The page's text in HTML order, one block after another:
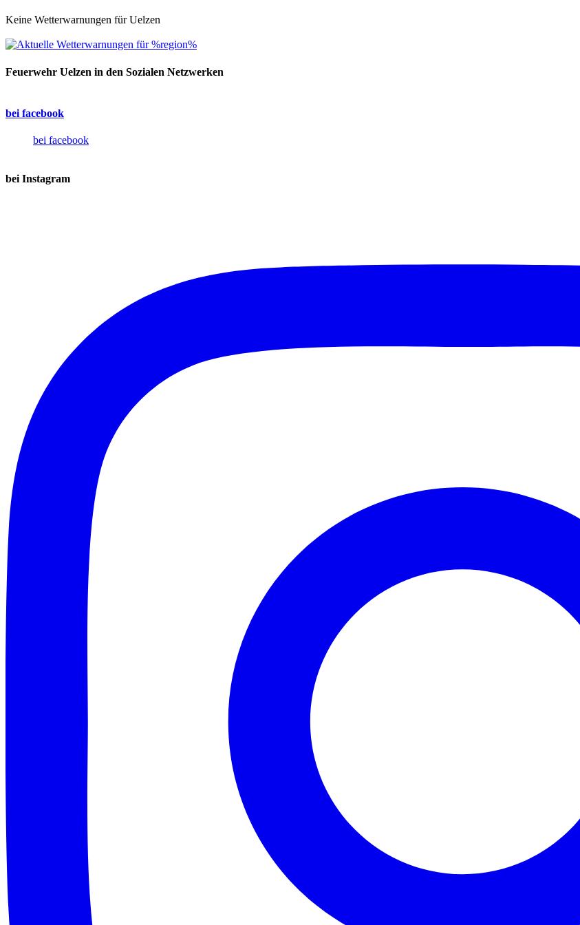
Keine Wetterwarnungen für Uelzen
Feuerwehr Uelzen in den Sozialen Netzwerken
bei facebook
bei facebook
bei Instagram